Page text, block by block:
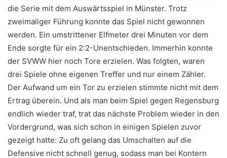
die Serie mit dem Auswärtsspiel in Münster. Trotz
zweimaliger Führung konnte das Spiel nicht gewonnen
werden. Ein umstrittener Elfmeter drei Minuten vor dem
Ende sorgte für ein 2:2-Unentschieden. Immerhin konnte
der SVWW hier noch Tore erzielen. Was folgten, waren
drei Spiele ohne eigenen Treffer und nur einem Zähler.
Der Aufwand um ein Tor zu erzielen stimmte nicht mit dem
Ertrag überein. Und als man beim Spiel gegen Regensburg
endlich wieder traf, trat das nächste Problem wieder in den
Vordergrund, was sich schon in einigen Spielen zuvor
gezeigt hatte: Zu oft gelang das Umschalten auf die
Defensive nicht schnell genug, sodass man bei Kontern